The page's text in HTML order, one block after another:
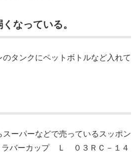
なっている。
タンクにペットボトルなど入れて
ーパーなどで売っているスッポン
ラバーカップ Ｌ ０３ＲＣ－１４